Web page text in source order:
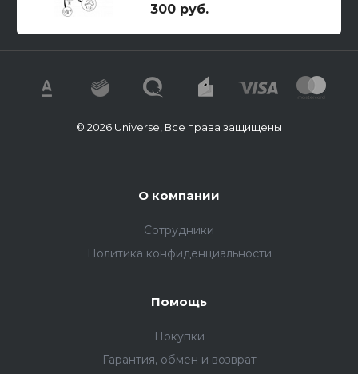
300 руб.
© 2026 Universe, Все права защищены
О компании
Сотрудники
Политика конфиденциальности
Помощь
Покупки
Гарантия, обмен и возврат